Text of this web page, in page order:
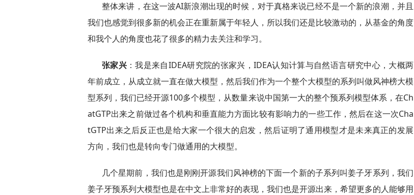
整体来讲，在这一波AI新浪潮出现的时候，对于真格来说已经不是一个新的浪潮，并且
我们也感觉到很多新的机会正在重新属于年轻人，所以我们还是比较激动的，从基金的角度
和我个人的角度也花了很多的精力去关注和学习。
张家兴 ：我是来自IDEA研究院的张家兴，IDEA认知计算与自然语言研究中心，大概两
年前成立，从成立就一直在做大模型，然后我们作为一个整个大模型的系列叫做风神榜大模
型系列，我们已经开源100多个模型，从数量来说中国第一大的整个预系列模型体系，在Ch
atGTP出来之前做过各个机构和垂直能力方面比较有影响力的一些工作，然后在这一次Cha
tGTP出来之后反正也是给大家一个很大的启发，然后证明了通用模型才是未来真正的发展
方向，我们也是转向专门做通用的大模型。
几个星期前，我们也是刚刚开源我们风神榜的下面一个新的子系列叫姜子牙系列，我们
姜子牙预系列大模型也是在中文上非常好的表现，我们也是开源出来，希望更多的人能够用